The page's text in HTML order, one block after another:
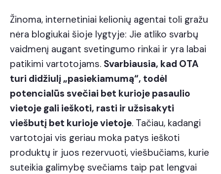
Žinoma, internetiniai kelionių agentai toli gražu
nėra blogiukai šioje lygtyje: Jie atliko svarbų
vaidmenį augant svetingumo rinkai ir yra labai
patikimi vartotojams. Svarbiausia, kad OTA
turi didžiulį „pasiekiamumą“, todėl
potencialūs svečiai bet kurioje pasaulio
vietoje gali ieškoti, rasti ir užsisakyti
viešbutį bet kurioje vietoje. Tačiau, kadangi
vartotojai vis geriau moka patys ieškoti
produktų ir juos rezervuoti, viešbučiams, kurie
suteikia galimybę svečiams taip pat lengvai